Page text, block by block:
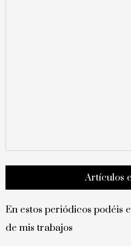
Artículos
En estos periódicos podéis
de mis trabajos